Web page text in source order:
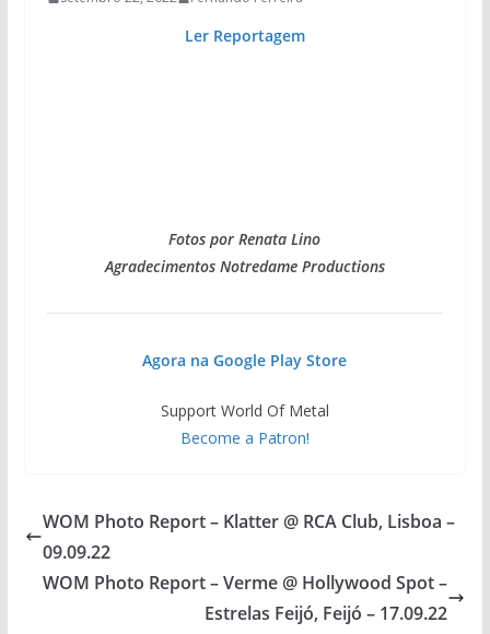
Ler Reportagem
Fotos por Renata Lino
Agradecimentos Notredame Productions
Agora na Google Play Store
Support World Of Metal
Become a Patron!
WOM Photo Report – Klatter @ RCA Club, Lisboa –
09.09.22
WOM Photo Report – Verme @ Hollywood Spot –
Estrelas Feijó, Feijó – 17.09.22